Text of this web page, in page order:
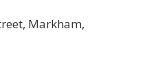
Markham,